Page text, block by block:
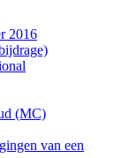
2016
(MC)
van een